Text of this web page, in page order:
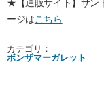
★【通販サイト】サン
ージはこちら
カテゴリ：
ボンザマーガレット